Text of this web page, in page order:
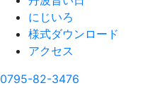
にじいろ
様式ダウンロード
アクセス
0795-82-3476